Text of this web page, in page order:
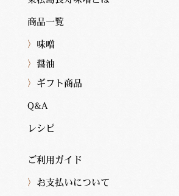
商品一覧
〉 味噌
〉 醤油
〉 ギフト商品
Q&A
レシピ
ご利用ガイド
〉 お支払いについて